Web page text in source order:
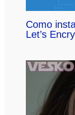
Como
Let’s